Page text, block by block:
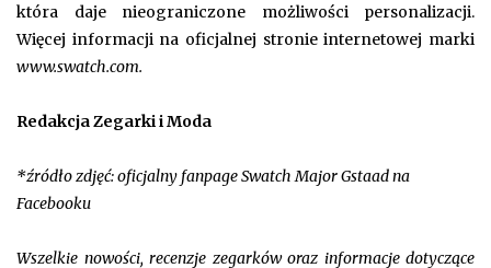
która daje nieograniczone możliwości personalizacji.
Więcej informacji na oficjalnej stronie internetowej marki
www.swatch.com.
Redakcja Zegarki i Moda
*źródło zdjęć: oficjalny fanpage Swatch Major Gstaad na
Facebooku
Wszelkie nowości, recenzje zegarków oraz informacje dotyczące